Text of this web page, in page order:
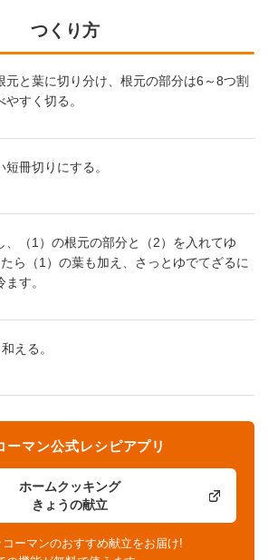
つくり方
元と葉に切り分け、根元の部分は6～8つ割
すく切る。
冊切りにする。
、（1）の根元の部分と（2）を入れてゆ
ら（1）の葉も加え、さっとゆでてざるに
ます。
える。
ホームクッキング
きょうの献立
ーマン公式レシピアプリ
ーマンのおすすめ献立をお届け!